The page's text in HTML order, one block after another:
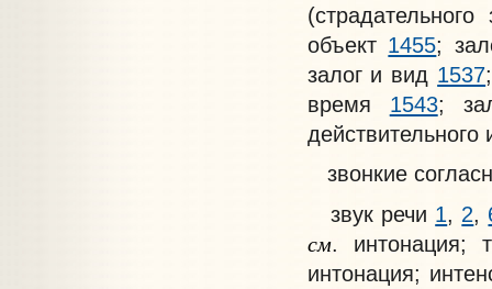
объект 1455;
залог и вид 1537
время 1543;
действительного
звонкие
звук речи 1, 2,
см. интонация;
интонация;